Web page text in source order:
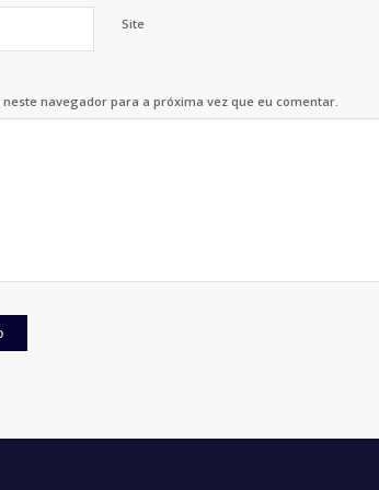
Site
navegador para a próxima vez que eu comentar.